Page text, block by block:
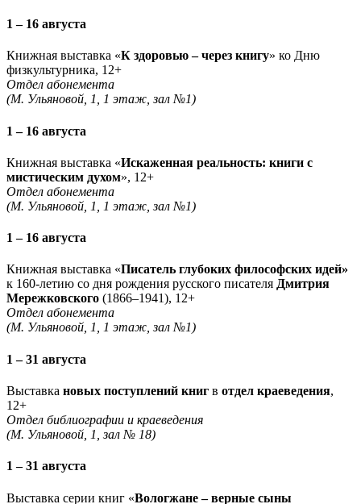
1 – 16 августа
Книжная выставка «К здоровью – через книгу» ко Дню
физкультурника, 12+
Отдел абонемента
(М. Ульяновой, 1, 1 этаж, зал №1)
1 – 16 августа
Книжная выставка «Искаженная реальность: книги с
мистическим духом», 12+
Отдел абонемента
(М. Ульяновой, 1, 1 этаж, зал №1)
1 – 16 августа
Книжная выставка «Писатель глубоких философских идей»
к 160-летию со дня рождения русского писателя Дмитрия
Мережковского (1866–1941), 12+
Отдел абонемента
(М. Ульяновой, 1, 1 этаж, зал №1)
1 – 31 августа
Выставка новых поступлений книг в отдел краеведения,
12+
Отдел библиографии и краеведения
(М. Ульяновой, 1, зал № 18)
1 – 31 августа
Выставка серии книг «Вологжане – верные сыны